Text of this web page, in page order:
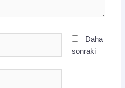
Daha
sonraki